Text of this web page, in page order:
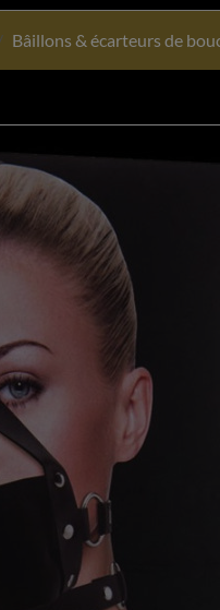
Bâillons & écarteurs de